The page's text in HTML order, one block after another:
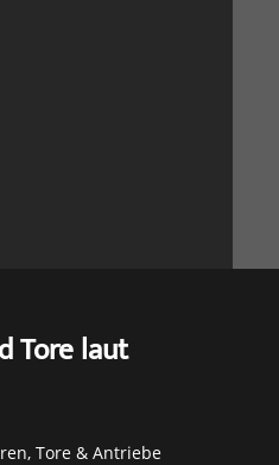
Tore laut
Tore & Antriebe